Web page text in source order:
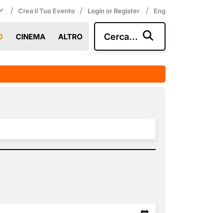
/ Crea Il Tuo Evento / Login or Register / Eng
CINEMA ALTRO Cerca...